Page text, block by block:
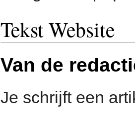
Tekst Website
Van de
Je schrijft een